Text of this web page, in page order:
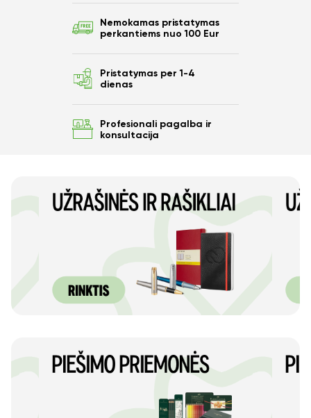
Nemokamas pristatymas
perkantiems nuo 100 Eur
Pristatymas per 1-4
dienas
Profesionali pagalba ir
konsultacija